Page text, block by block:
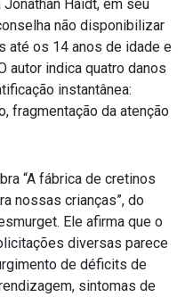
Haidt, em seu
não disponibilizar
até os 14 anos de idade e
autor indica quatro danos
instantânea:
fragmentação da atenção
“A fábrica de cretinos
nossas crianças”, do
Ele afirma que o
diversas parece
de déficits de
sintomas de